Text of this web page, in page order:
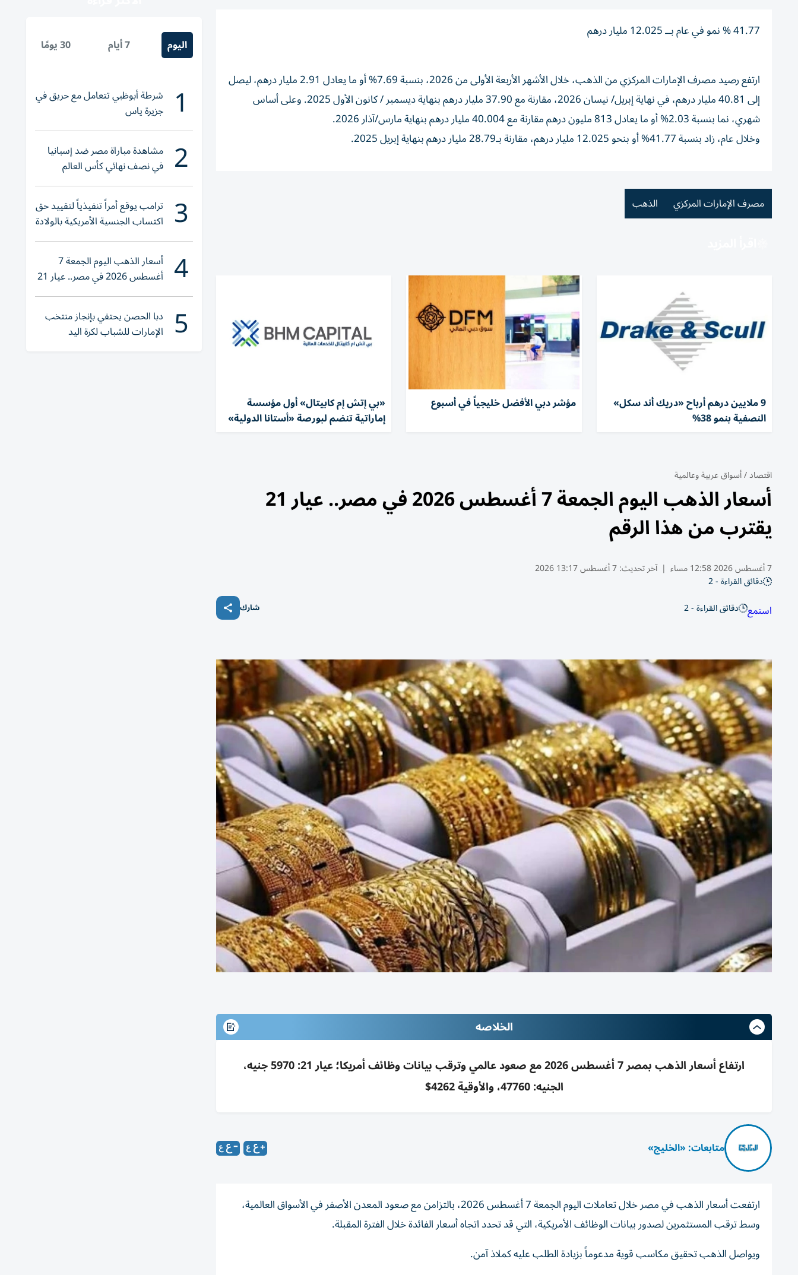
41.77 % نمو في عام بــ 12.025 مليار درهم
ارتفع رصيد مصرف الإمارات المركزي من الذهب، خلال الأشهر الأربعة الأولى من 2026، بنسبة 7.69% أو ما يعادل 2.91 مليار درهم، ليصل
إلى 40.81 مليار درهم، في نهاية إبريل/ نيسان 2026، مقارنة مع 37.90 مليار درهم بنهاية ديسمبر / كانون الأول 2025. وعلى أساس
شهري، نما بنسبة 2.03% أو ما يعادل 813 مليون درهم مقارنة مع 40.004 مليار درهم بنهاية مارس/آذار 2026.
وخلال عام، زاد بنسبة 41.77% أو بنحو 12.025 مليار درهم، مقارنة بـ28.79 مليار درهم بنهاية إبريل 2025.
مصرف الإمارات المركزي الذهب
9 ملايين درهم أرباح «دريك أند سكل»
النصفية بنمو 38%
مؤشر دبي الأفضل خليجياً في أسبوع «بي إتش إم كابيتال» أول مؤسسة
إماراتية تنضم لبورصة «أستانا الدولية»
اقتصاد/أسواق عربية وعالمية
أسعار الذهب اليوم الجمعة 7 أغسطس 2026 في مصر.. عيار 21
يقترب من هذا الرقم
7 أغسطس 2026 12:58 مساء | آخر تحديث:7 أغسطس 13:17 2026
دقائق القراءة - 2
استمع دقائق القراءة - 2 شارك
الخلاصه
ارتفاع أسعار الذهب بمصر 7 أغسطس 2026 مع صعود عالمي وترقب بيانات وظائف أمريكا؛ عيار 21: 5970 جنيه،
الجنيه: 47760، والأوقية 4262$
متابعات: «الخليج»
ارتفعت أسعار الذهب في مصر خلال تعاملات اليوم الجمعة 7 أغسطس 2026، بالتزامن مع صعود المعدن الأصفر في الأسواق العالمية،
وسط ترقب المستثمرين لصدور بيانات الوظائف الأمريكية، التي قد تحدد اتجاه أسعار الفائدة خلال الفترة المقبلة.
ويواصل الذهب تحقيق مكاسب قوية مدعوماً بزيادة الطلب عليه كملاذ آمن.
اليوم 7 أيام 30 يومًا
1 شرطة أبوظبي تتعامل مع حريق في
جزيرة ياس
2 مشاهدة مباراة مصر ضد إسبانيا
في نصف نهائي كأس العالم
لناشئات اليد 2026
3 ترامب يوقع أمراً تنفيذياً لتقييد حق
اكتساب الجنسية الأمريكية بالولادة
4 أسعار الذهب اليوم الجمعة 7
أغسطس 2026 في مصر.. عيار 21
يقترب من هذا الرقم
5 دبا الحصن يحتفي بإنجاز منتخب
الإمارات للشباب لكرة اليد